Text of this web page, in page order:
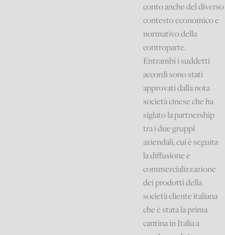
conto anche del diverso
contesto economico e
normativo della
controparte.
Entrambi i suddetti
accordi sono stati
approvati dalla nota
società cinese che ha
siglato la partnership
tra i due gruppi
aziendali, cui è seguita
la diffusione e
commercializzazione
dei prodotti della
società cliente italiana
che è stata la prima
cantina in Italia a